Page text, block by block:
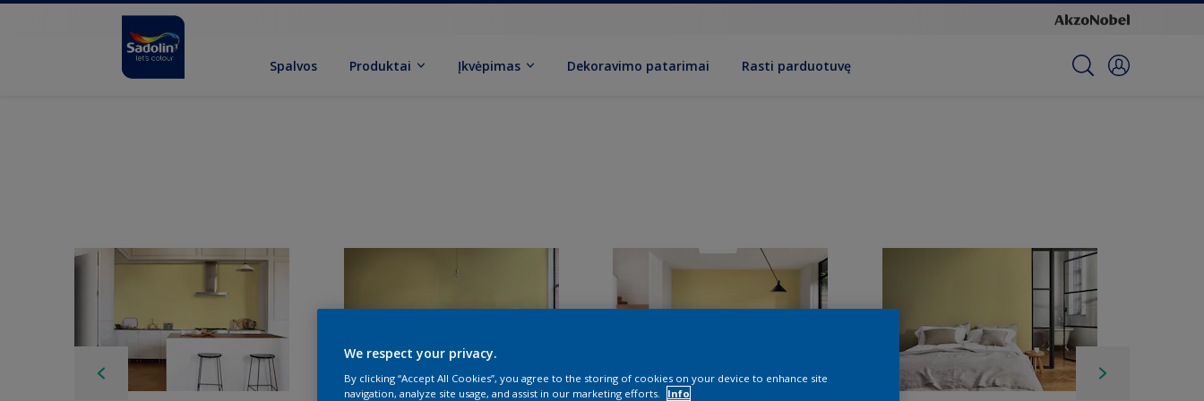
Spalvos Produktai Įkvėpimas Dekoravimo patarimai Rasti parduotuvę
We respect your privacy.
By clicking “Accept All Cookies”, you agree to the storing of cookies on your device to enhance site
navigation, analyze site usage, and assist in our marketing efforts.
Info